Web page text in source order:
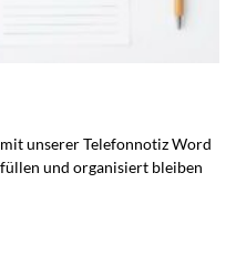
unserer Telefonnotiz Word
und organisiert bleiben